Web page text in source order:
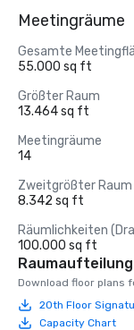
Meetingräume
Gesamte
55.000 sq ft
Größter Raum
13.464 sq ft
Meetingräume
14
Zweitgrößter Raum
8.342 sq ft
Räumlichkeiten
100.000 sq ft
Download floor plans
20th Floor
Capacity Chart